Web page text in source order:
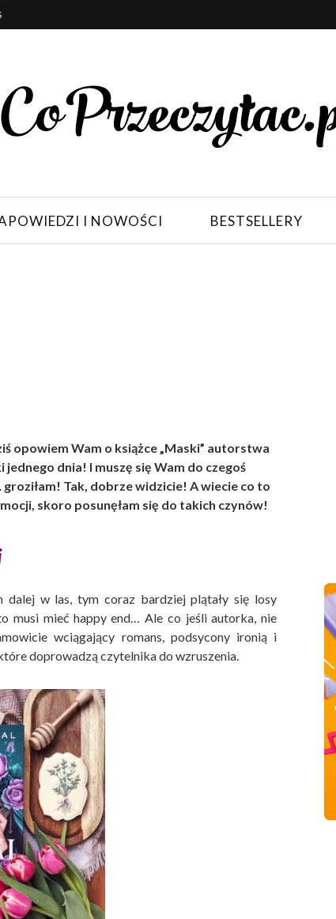
I NOWOŚCI BESTSELLERY
opowiem Wam o książce „Maski” autorstwa
dnia! I muszę się Wam do czegoś
Tak, dobrze widzicie! A wiecie co to
skoro posunęłam się do takich czynów!
w las, tym coraz bardziej plątały się losy
musi mieć happy end… Ale co jeśli autorka, nie
wciągający romans, podsycony ironią i
doprowadzą czytelnika do wzruszenia.